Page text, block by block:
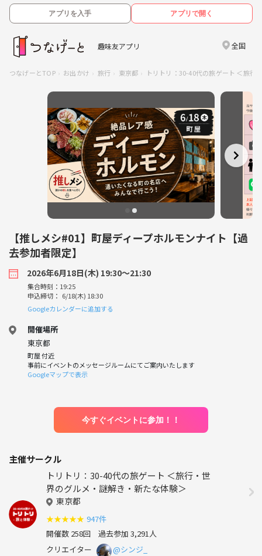
アプリを入手 アプリで開く
趣味友アプリ 全国
つなげーとTOP お出かけ 旅行 東京都 トリトリ：30-40代の旅ゲート ＜旅行
【推しメシ#01】町屋ディープホルモンナイト【過
去参加者限定】
2026年6月18日(木) 19:30〜21:30
集合時刻：19:25
申込締切： 6/18(木) 18:30
Googleカレンダーに追加する
開催場所
東京都
町屋 付近
事前にイベントのメッセージルームにてご案内いたします
Googleマップで表示
今すぐイベントに参加！！
主催サークル
トリトリ：30-40代の旅ゲート ＜旅行・世
界のグルメ・謎解き・新たな体験＞
東京都
★★★★★ 947件
開催数 258回 過去参加 3,291人
クリエイター
@シンジ_